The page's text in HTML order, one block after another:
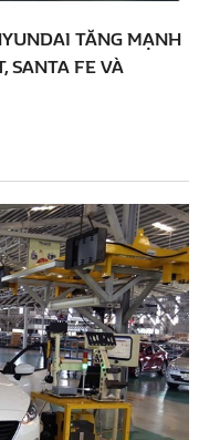
TĂNG MẠNH
SANTA FE VÀ